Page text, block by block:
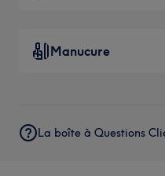
Manucure
La boîte à Questions